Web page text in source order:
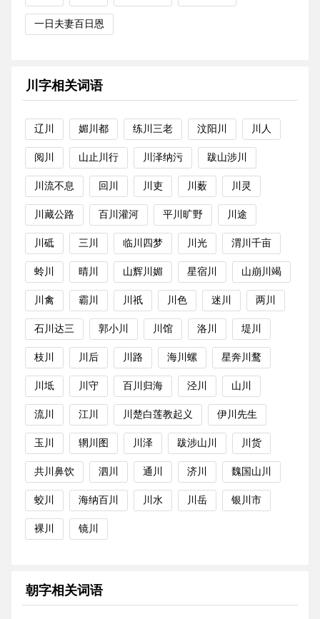
一日夫妻百日恩
川字相关词语
辽川 媚川都 练川三老 汶阳川 川人
阅川 山止川行 川泽纳污 跋山涉川
川流不息 回川 川吏 川薮 川灵
川藏公路 百川灌河 平川旷野 川途
川砥 三川 临川四梦 川光 渭川千亩
蛉川 晴川 山辉川媚 星宿川 山崩川竭
川禽 霸川 川祇 川色 迷川 两川
石川达三 郭小川 川馆 洛川 堤川
枝川 川后 川路 海川螺 星奔川鹜
川坻 川守 百川归海 泾川 山川
流川 江川 川楚白莲教起义 伊川先生
玉川 辋川图 川泽 跋涉山川 川货
共川鼻饮 泗川 通川 济川 魏国山川
蛟川 海纳百川 川水 川岳 银川市
裸川 镜川
朝字相关词语